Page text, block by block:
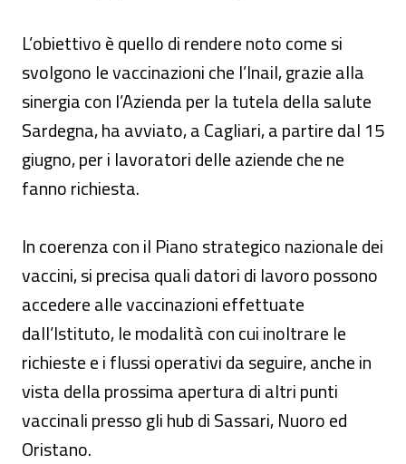
L’obiettivo è quello di rendere noto come si
svolgono le vaccinazioni che l’Inail, grazie alla
sinergia con l’Azienda per la tutela della salute
Sardegna, ha avviato, a Cagliari, a partire dal 15
giugno, per i lavoratori delle aziende che ne
fanno richiesta.
In coerenza con il Piano strategico nazionale dei
vaccini, si precisa quali datori di lavoro possono
accedere alle vaccinazioni effettuate
dall’Istituto, le modalità con cui inoltrare le
richieste e i flussi operativi da seguire, anche in
vista della prossima apertura di altri punti
vaccinali presso gli hub di Sassari, Nuoro ed
Oristano.